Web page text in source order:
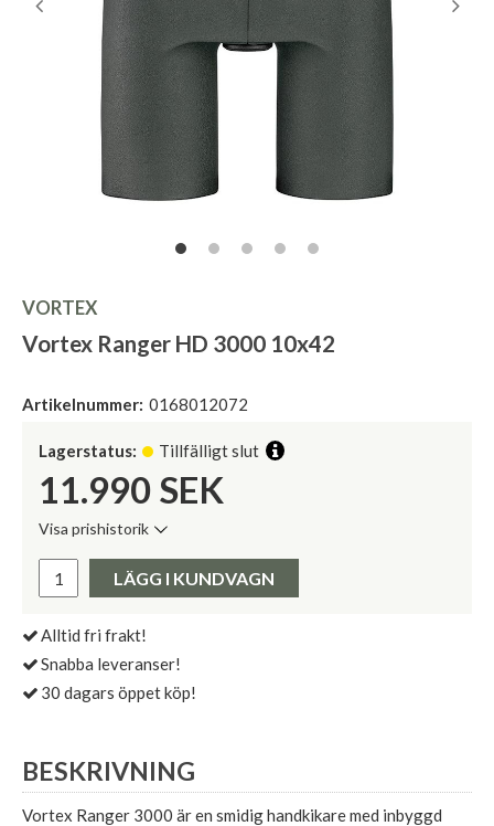
VORTEX
Vortex Ranger HD 3000 10x42
Artikelnummer: 0168012072
Lagerstatus: Tillfälligt slut
11.990 SEK
Visa prishistorik
Pris:
LÄGG I KUNDVAGN
Alltid fri frakt!
Snabba leveranser!
30 dagars öppet köp!
BESKRIVNING
Vortex Ranger 3000 är en smidig handkikare med inbyggd